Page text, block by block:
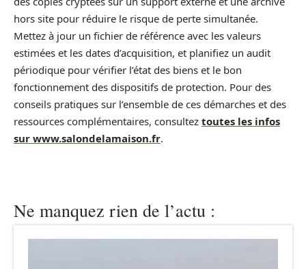
hors site pour réduire le risque de perte simultanée.
Mettez à jour un fichier de référence avec les valeurs
estimées et les dates d’acquisition, et planifiez un audit
périodique pour vérifier l’état des biens et le bon
fonctionnement des dispositifs de protection. Pour des
conseils pratiques sur l’ensemble de ces démarches et des
ressources complémentaires, consultez toutes les infos
sur www.salondelamaison.fr.
Ne manquez rien de l’actu :